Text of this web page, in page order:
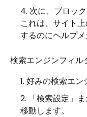
次に、ブロッ
これは、サイト
するのにヘルプメ
検索エンジンフィル
好みの検索エン
「検索設定」
移動します。